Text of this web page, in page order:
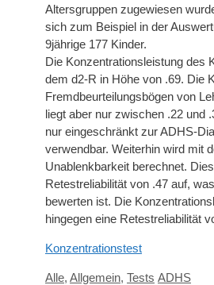
Altersgruppen zugewiesen
sich zum Beispiel in der
9jährige 177 Kinder.
Die Konzentrationsleistung des
dem d2-R in Höhe von .69. Die
Fremdbeurteilungsbögen von
liegt aber nur zwischen .22 und
nur eingeschränkt zur ADHS-
verwendbar. Weiterhin wird mit
Unablenkbarkeit berechnet.
Retestreliabilität von .47 auf,
bewerten ist. Die
hingegen eine Retestreliabilität
Konzentrationstest
Kategorien
Alle, Allgemein, Tests ADHS